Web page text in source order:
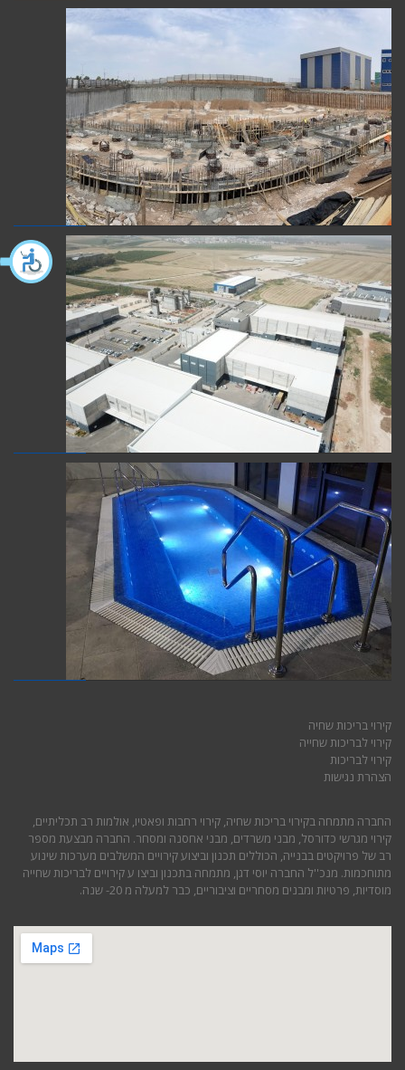
קירוי בריכות שחיה
קירוי לבריכות שחייה
קירוי לבריכות
הצהרת נגישות
החברה מתמחה בקירוי בריכות שחיה, קירוי רחבות ופאטיו, אולמות רב תכליתיים,
קירוי מגרשי כדורסל, מבני משרדים, מבני אחסנה ומסחר. החברה מבצעת מספר
רב של פרויקטים בבנייה, הכוללים תכנון וביצוע קירויים המשלבים מערכות שינוע
מתוחכמות. מנכ''ל החברה יוסי דגן, מתמחה בתכנון וביצו ע קירויים לבריכות שחייה
מוסדיות, פרטיות ומבנים מסחריים וציבוריים, כבר למעלה מ 20- שנה.